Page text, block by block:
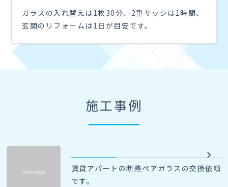
ガラスの入れ替えは1枚30分、2重サッシは1時間、
玄関のリフォームは1日が目安です。
施工事例
賃貸アパートの断熱ペアガラスの交換依頼
です。